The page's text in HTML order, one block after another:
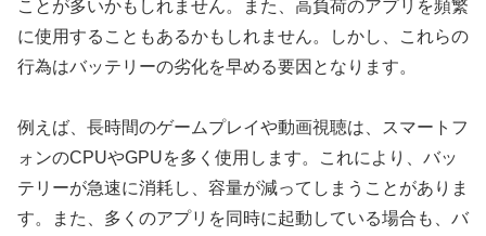
ことが多いかもしれません。また、高負荷のアプリを頻繁
に使用することもあるかもしれません。しかし、これらの
行為はバッテリーの劣化を早める要因となります。
例えば、長時間のゲームプレイや動画視聴は、スマートフ
ォンのCPUやGPUを多く使用します。これにより、バッ
テリーが急速に消耗し、容量が減ってしまうことがありま
す。また、多くのアプリを同時に起動している場合も、バ